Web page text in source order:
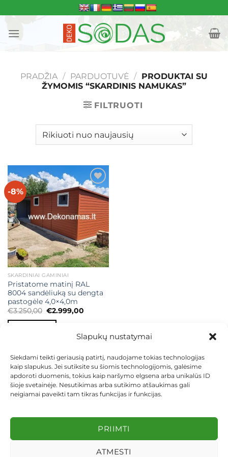
Slapukų nustatymai
Siekdami teikti geriausią patirtį, naudojame tokias technologijas
kaip slapukus. Jei sutiksite su šiomis technologijomis, galėsime
apdoroti duomenis, tokius kaip naršymo elgsena arba unikalūs ID
šioje svetainėje. Nesutikimas arba sutikimo atšaukimas gali
neigiamai paveikti tam tikras funkcijas ir funkcijas.
PRIIMTI
ATMESTI
to
content
PRADŽIA / PARDUOTUVĖ / PRODUKTAI SU
ŽYMOMIS “SKARDINIS NAMUKAS”
FILTRUOTI
-8% Mėgstamiausias
SKARDINIAI GAMINIAI
Pristatome matinį RAL
8004 sandėliuką su dengta
pastogėle 4,0×4,0m
€3.250,00 Original
was:
€2.999,00Current
KEITIMAS IR GRĄŽINIMAS
PRIVATUMO POLITIKA
Visos teisės saugomos 2026 ©dekosodas.lt